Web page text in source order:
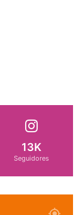
13K
Seguidores